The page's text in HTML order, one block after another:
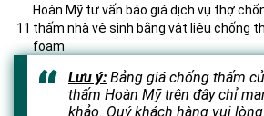
11
Hoàn Mỹ tư vấn báo giá dịch vụ thợ
thấm nhà vệ sinh bằng vật liệu chống
foam
Lưu ý: Bảng giá chống thấm
thấm Hoàn Mỹ trên đây chỉ
khảo. Quý khách hàng vui